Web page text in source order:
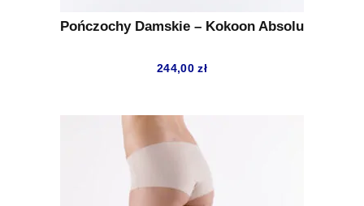
Pończochy Damskie – Kokoon Absolu
244,00zł